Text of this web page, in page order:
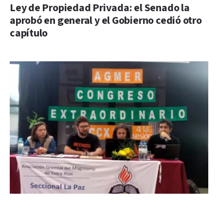
Ley de Propiedad Privada: el Senado la
aprobó en general y el Gobierno cedió otro
capítulo